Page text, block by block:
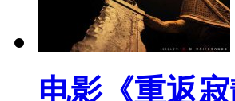
电影《重返